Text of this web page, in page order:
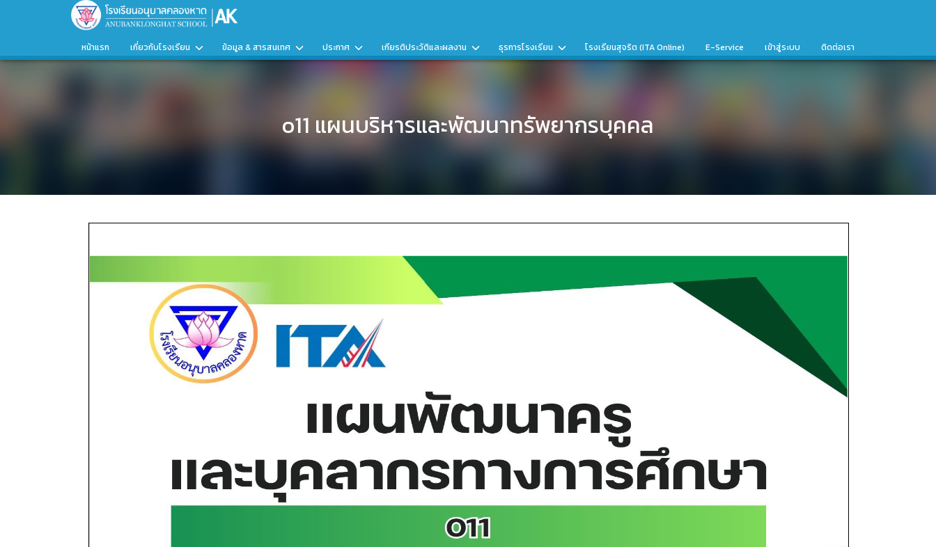
หน้าแรก เกี่ยวกับโรงเรียน ข้อมูล & สารสนเทศ ประกาศ เกียรติประวัติและผลงาน ธุรการโรงเรียน โรงเรียนสุจริต (ITA Online) E-Service เข้าสู่ระบบ ติดต่อเรา
o11 แผนบริหารและพัฒนาทรัพยากรบุคคล